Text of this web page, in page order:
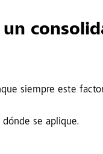
siempre este
se aplique.